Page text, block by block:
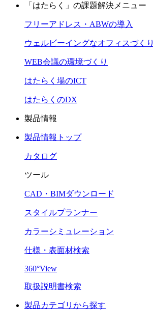
「はたらく」の課題解決メニュー
フリーアドレス・ABWの導入
ウェルビーイングなオフィスづくり
WEB会議の環境づくり
はたらく場のICT
はたらくのDX
製品情報
製品情報トップ
カタログ
ツール
CAD・BIMダウンロード
スタイルプランナー
カラーシミュレーション
仕様・表面材検索
360°View
取扱説明書検索
製品カテゴリから探す